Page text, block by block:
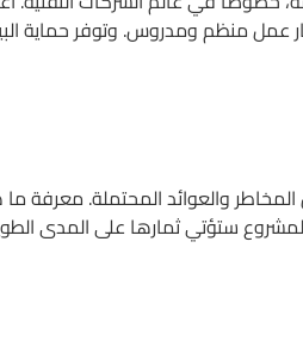
والعوائد المحتملة. معرفة
المشروع ستؤتي ثمارها على المدى